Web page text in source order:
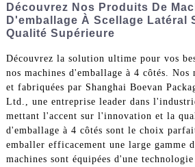
Découvrez Nos Produits De
D'emballage À Scellage Latéral
Qualité Supérieure
Découvrez la solution ultime pour vos
nos machines d'emballage à 4 côtés. Nos
et fabriquées par Shanghai Boevan
Ltd., une entreprise leader dans
mettant l'accent sur l'innovation et la
d'emballage à 4 côtés sont le choix
emballer efficacement une large gamme
machines sont équipées d'une